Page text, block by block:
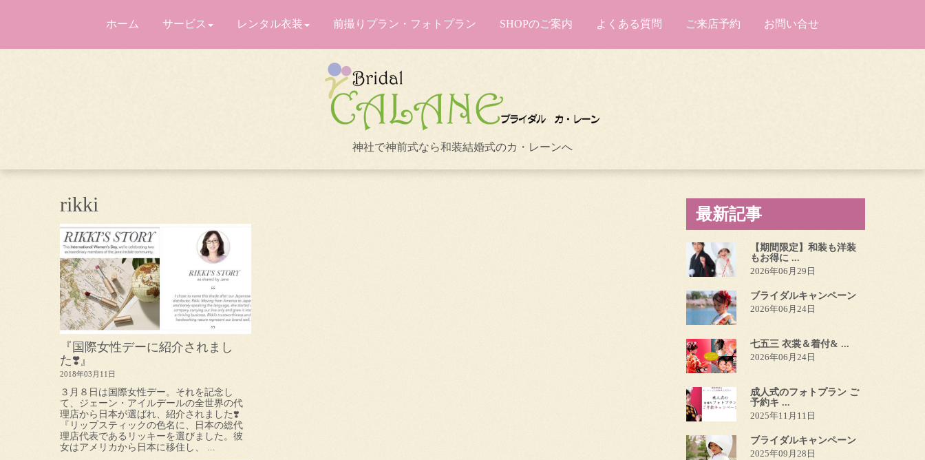
ホーム サービス レンタル衣装 前撮りプラン・フォトプラン SHOPのご案内 よくある質問 ご来店予約 お問い合せ
神社で神前式なら和装結婚式のカ・レーンへ
rikki
『国際女性デーに紹介されまし
た❣️』
2018年03月11日
３月８日は国際女性デー。それを記念し
て、ジェーン・アイルデールの全世界の代
理店から日本が選ばれ、紹介されました❣️
『リップスティックの色名に、日本の総代
理店代表であるリッキーを選びました。彼
女はアメリカから日本に移住し、 ...
最新記事
【期間限定】和装も洋装
もお得に ...
2026年06月29日
ブライダルキャンペーン
2026年06月24日
七五三 衣裳＆着付& ...
2026年06月24日
成人式のフォトプラン ご
予約キ ...
2025年11月11日
ブライダルキャンペーン
2025年09月28日